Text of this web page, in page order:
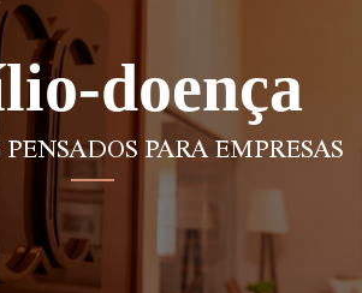
doença
PARA EMPRESAS